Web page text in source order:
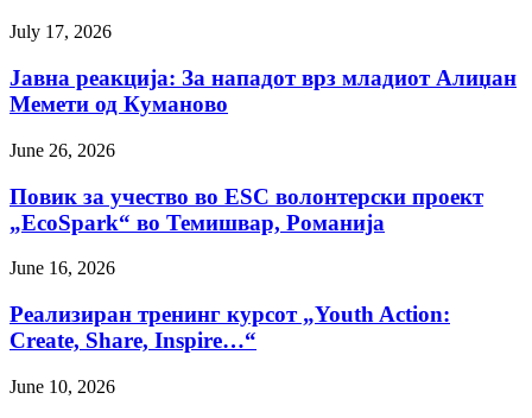
July 17, 2026
Јавна реакција: Зa нападот врз младиот Алиџан
Мемети од Куманово
June 26, 2026
Повик за учество во ESC волонтерски проект
„EcoSpark“ во Темишвар, Романија
June 16, 2026
Реализиран тренинг курсот „Youth Action:
Create, Share, Inspire…“
June 10, 2026